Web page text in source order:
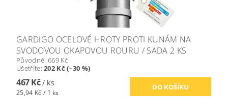
GARDIGO OCELOVÉ HROTY PROTI KUNÁM NA
SVODOVOU OKAPOVOU ROURU / SADA 2 KS
Původně: 669 Kč
Ušetříte:202 Kč (–30 %)
467 Kč/ ks
25,94 Kč / 1 ks